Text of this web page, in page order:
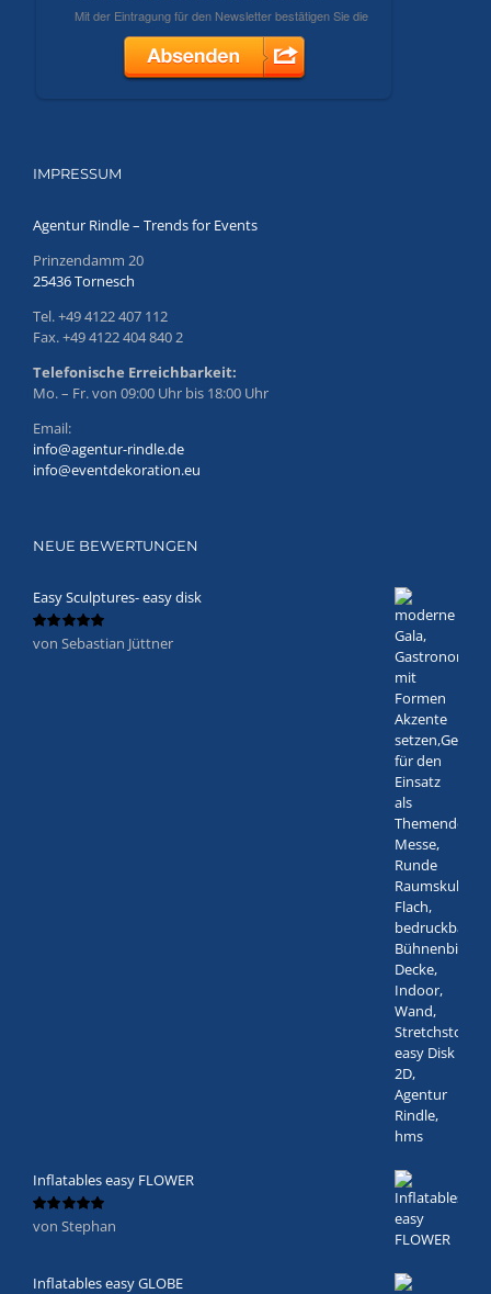
IMPRESSUM
Agentur Rindle – Trends for Events
Prinzendamm 20
25436 Tornesch
Tel. +49 4122 407 112
Fax. +49 4122 404 840 2
Telefonische Erreichbarkeit:
Mo. – Fr. von 09:00 Uhr bis 18:00 Uhr
Email:
info@agentur-rindle.de
info@eventdekoration.eu
NEUE BEWERTUNGEN
Easy Sculptures- easy disk
Bewertet
von Sebastian Jüttner
Inflatables easy FLOWER
Bewertet
von 5
von Stephan
Inflatables easy GLOBE